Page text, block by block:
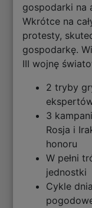
gospodarki na
Wkrótce na
protesty,
gospodarkę.
III wojnę
2 tryby
3
Rosja i
honoru
W pełni
jednostki
Cykle